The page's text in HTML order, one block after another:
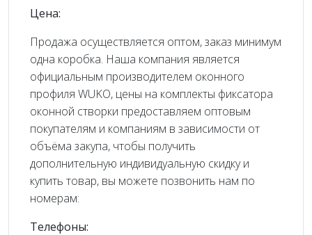
Цена:
Продажа осуществляется оптом, заказ минимум
одна коробка. Наша компания является
официальным производителем оконного
профиля WUKO, цены на комплекты фиксатора
оконной створки предоставляем оптовым
покупателям и компаниям в зависимости от
объёма закупа, чтобы получить
дополнительную индивидуальную скидку и
купить товар, вы можете позвонить нам по
номерам:
Телефоны: